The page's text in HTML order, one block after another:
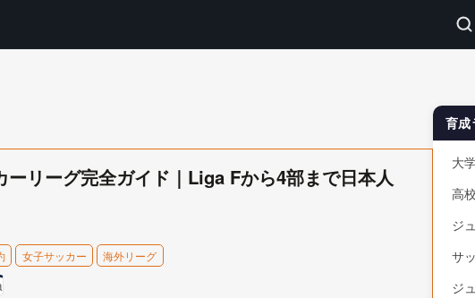
ーリーグ完全ガイド｜Liga Fから4部まで日本人
女子サッカー 海外リーグ
育成
大
高
ジ
サ
ジ